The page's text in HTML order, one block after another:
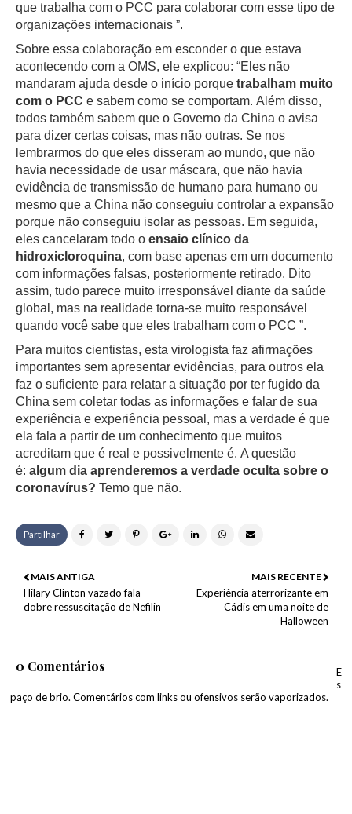
que trabalha com o PCC para colaborar com esse tipo de
organizações internacionais ”.
Sobre essa colaboração em esconder o que estava
acontecendo com a OMS, ele explicou: “Eles não
mandaram ajuda desde o início porque trabalham muito
com o PCC e sabem como se comportam. Além disso,
todos também sabem que o Governo da China o avisa
para dizer certas coisas, mas não outras. Se nos
lembrarmos do que eles disseram ao mundo, que não
havia necessidade de usar máscara, que não havia
evidência de transmissão de humano para humano ou
mesmo que a China não conseguiu controlar a expansão
porque não conseguiu isolar as pessoas. Em seguida,
eles cancelaram todo o ensaio clínico da
hidroxicloroquina, com base apenas em um documento
com informações falsas, posteriormente retirado. Dito
assim, tudo parece muito irresponsável diante da saúde
global, mas na realidade torna-se muito responsável
quando você sabe que eles trabalham com o PCC ”.
Para muitos cientistas, esta virologista faz afirmações
importantes sem apresentar evidências, para outros ela
faz o suficiente para relatar a situação por ter fugido da
China sem coletar todas as informações e falar de sua
experiência e experiência pessoal, mas a verdade é que
ela fala a partir de um conhecimento que muitos
acreditam que é real e possivelmente é. A questão
é: algum dia aprenderemos a verdade oculta sobre o
coronavírus? Temo que não.
Partilhar
MAIS RECENTE
Experiência aterrorizante em
Cádis em uma noite de
Halloween
MAIS ANTIGA
Hilary Clinton vazado fala
dobre ressuscitação de Nefilin
0 Comentários
E
s
paço de brio. Comentários com links ou ofensivos serão vaporizados.